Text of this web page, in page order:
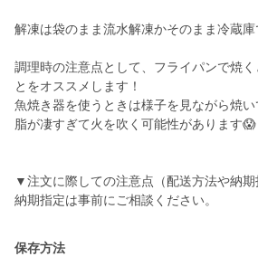
解凍は袋のまま流水解凍かそのまま冷蔵庫
調理時の注意点として、フライパンで焼
とをオススメします！
魚焼き器を使うときは様子を見ながら焼い
脂が凄すぎて火を吹く可能性があります😱
▼注文に際しての注意点（配送方法や納期
納期指定は事前にご相談ください。
保存方法